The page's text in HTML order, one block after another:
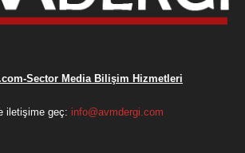
Sector Media Bilişim Hizmetleri
iletişime geç: info@avmdergi.com